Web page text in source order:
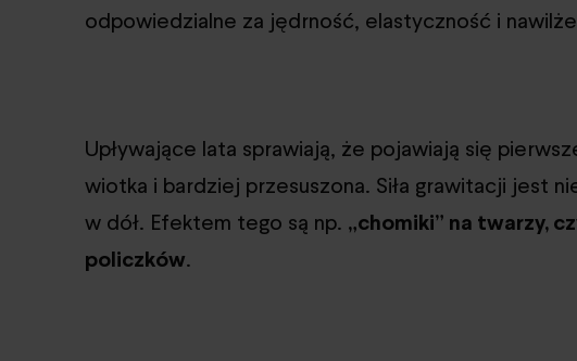
odpowiedzialne za jędrność, elastyczność i
Upływające lata sprawiają, że pojawiają się
wiotka i bardziej przesuszona. Siła grawitacji jest
w dół. Efektem tego są np. „chomiki” na twarzy,
policzków.